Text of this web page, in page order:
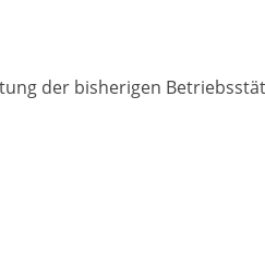
der bisherigen